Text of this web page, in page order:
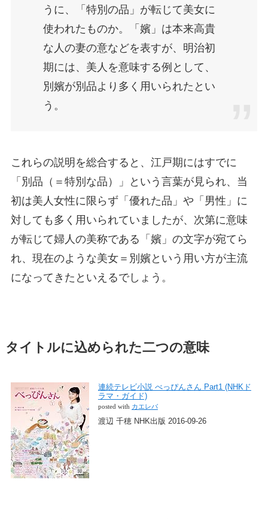
うに、「特別の品」が転じて美女に
使われたものか。「嬪」は本来高貴
な人の妻の意などを表すが、明治初
期には、美人を意味する例として、
別嬪が別品より多く用いられたとい
う。
これらの説明を総合すると、江戸期にはすでに
「別品（＝特別な品）」という言葉が見られ、当
初は美人女性に限らず「優れた品」や「男性」に
対しても多く用いられていましたが、次第に意味
が転じて婦人の美称である「嬪」の文字が宛てら
れ、現在のような美女＝別嬪という用い方が主流
になってきたといえるでしょう。
タイトルに込められた二つの意味
連続テレビ小説 べっぴんさん Part1 (NHKド
ラマ・ガイド)
posted with カエレバ
渡辺 千穂 NHK出版 2016-09-26